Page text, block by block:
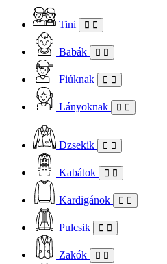
Tini
Babák
Fiúknak
Lányoknak
Dzsekik
Kabátok
Kardigánok
Pulcsik
Zakók